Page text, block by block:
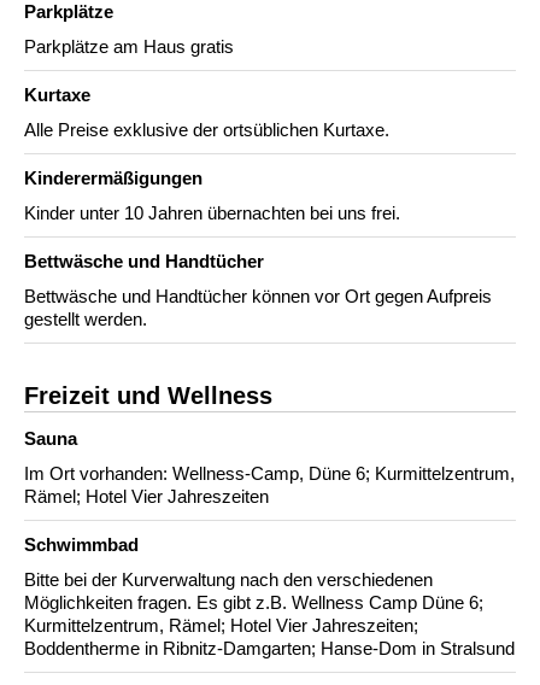
Parkplätze
Parkplätze am Haus gratis
Kurtaxe
Alle Preise exklusive der ortsüblichen Kurtaxe.
Kinderermäßigungen
Kinder unter 10 Jahren übernachten bei uns frei.
Bettwäsche und Handtücher
Bettwäsche und Handtücher können vor Ort gegen Aufpreis
gestellt werden.
Freizeit und Wellness
Sauna
Im Ort vorhanden: Wellness-Camp, Düne 6; Kurmittelzentrum,
Rämel; Hotel Vier Jahreszeiten
Schwimmbad
Bitte bei der Kurverwaltung nach den verschiedenen
Möglichkeiten fragen. Es gibt z.B. Wellness Camp Düne 6;
Kurmittelzentrum, Rämel; Hotel Vier Jahreszeiten;
Boddentherme in Ribnitz-Damgarten; Hanse-Dom in Stralsund